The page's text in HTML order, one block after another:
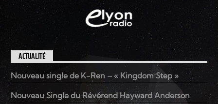
Elyon Rhema
Elyon Live
ACTUALITÉ
Nouveau single de K-Ren – « Kingdom Step »
Nouveau Single du Révérend Hayward Anderson